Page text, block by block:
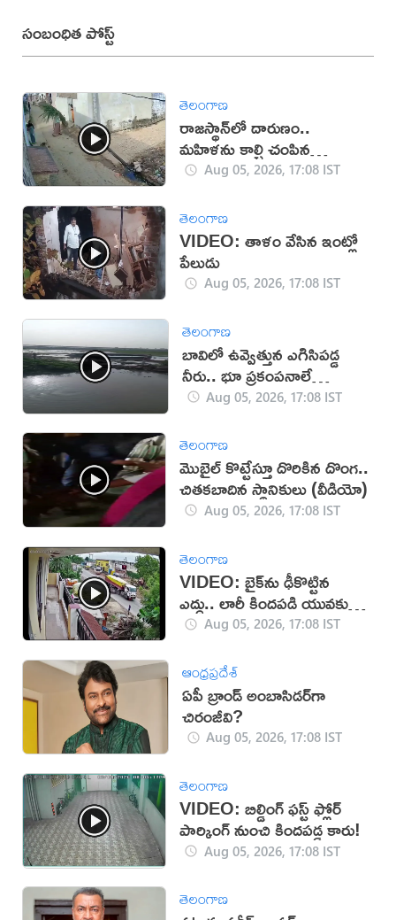
సంబంధిత పోస్ట్
తెలంగాణ
రాజస్థాన్‌లో దారుణం..
మహిళను కాల్చి చంపిన
యువకుడు (వీడియో)
Aug 05, 2026, 17:08 IST
తెలంగాణ
VIDEO: తాళం వేసిన ఇంట్లో
పేలుడు
Aug 05, 2026, 17:08 IST
తెలంగాణ
బావిలో ఉవ్వెత్తున ఎగిసిపడ్డ
నీరు.. భూ ప్రకంపనాలే
కారణమా?
Aug 05, 2026, 17:08 IST
తెలంగాణ
మొబైల్ కొట్టేస్తూ దొరికిన దొంగ..
చితకబాదిన స్థానికులు (వీడియో)
Aug 05, 2026, 17:08 IST
తెలంగాణ
VIDEO: బైక్‌ను ఢీకొట్టిన
ఎద్దు.. లారీ కిందపడి యువకుడు
మృతి!Aug 05, 2026, 17:08 IST
ఆంధ్రప్రదేశ్
ఏపీ బ్రాండ్ అంబాసిడర్‌గా
చిరంజీవి?
Aug 05, 2026, 17:08 IST
తెలంగాణ
VIDEO: బిల్డింగ్ ఫస్ట్ ఫ్లోర్
పార్కింగ్ నుంచి కిందపడ్డ కారు!
Aug 05, 2026, 17:08 IST
తెలంగాణ